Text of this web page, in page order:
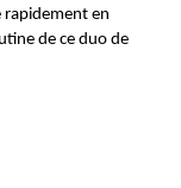
en
de ce duo de